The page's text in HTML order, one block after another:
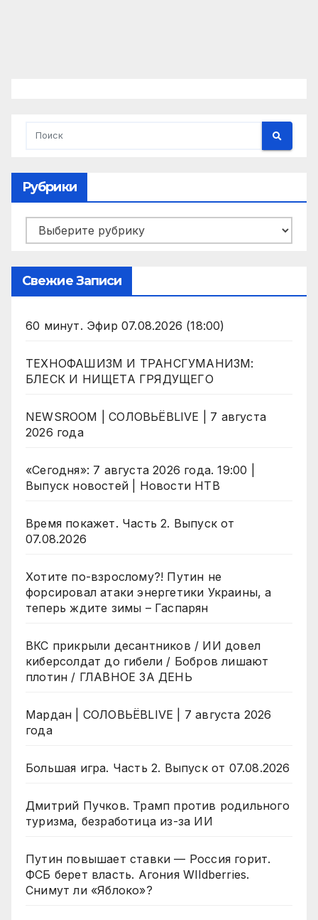
Рубрики
Рубрики
Свежие Записи
60 минут. Эфир 07.08.2026 (18:00)
ТЕХНОФАШИЗМ И ТРАНСГУМАНИЗМ:
БЛЕСК И НИЩЕТА ГРЯДУЩЕГО
NEWSROOM | СОЛОВЬЁВLIVE | 7 августа
2026 года
«Сегодня»: 7 августа 2026 года. 19:00 |
Выпуск новостей | Новости НТВ
Время покажет. Часть 2. Выпуск от
07.08.2026
Хотите по-взрослому?! Путин не
форсировал атаки энергетики Украины, а
теперь ждите зимы – Гаспарян
ВКС прикрыли десантников / ИИ довел
киберсолдат до гибели / Бобров лишают
плотин / ГЛАВНОЕ ЗА ДЕНЬ
Мардан | СОЛОВЬЁВLIVE | 7 августа 2026
года
Большая игра. Часть 2. Выпуск от 07.08.2026
Дмитрий Пучков. Трамп против родильного
туризма, безработица из-за ИИ
Путин повышает ставки — Россия горит.
ФСБ берет власть. Агония WIldberries.
Снимут ли «Яблоко»?